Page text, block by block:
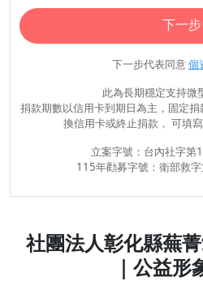
下一步
下一步代表同意個
此為長期穩定支持微
捐款期數以信用卡到期日為主，固定
換信用卡或終止捐款， 可填
立案字號：台內社字
115年勸募字號：衛部救
社團法人彰化縣蕪
｜公益形